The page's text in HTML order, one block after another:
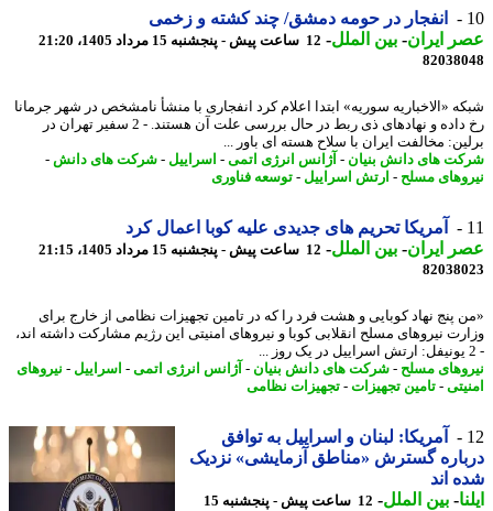
انفجار در حومه دمشق/ چند کشته و زخمی
ایران- بین الملل-12 ساعت پیش - پنجشنبه 15 مرداد 1405، 21:20
«الاخباریه سوریه» ابتدا اعلام کرد انفجاری با منشأ نامشخص در شهر جرمانا
رخ داده و نهادهای ذی ربط در حال بررسی علت آن هستند. - 2 سفیر تهران در
مخالفت ایران با سلاح هسته ای باور ...
های دانش بنیان-آژانس انرژی اتمی -اسراییل -شرکت های دانش -
مسلح-ارتش اسراییل -توسعه فناوری
آمریکا تحریم های جدیدی علیه کوبا اعمال کرد
ایران- بین الملل-12 ساعت پیش - پنجشنبه 15 مرداد 1405، 21:15
پنج نهاد کوبایی و هشت فرد را که در تامین تجهیزات نظامی از خارج برای
نیروهای مسلح انقلابی کوبا و نیروهای امنیتی این رژیم مشارکت داشته اند،
مسلح-شرکت های دانش بنیان-آژانس انرژی اتمی -اسراییل -نیروهای
-تامین تجهیزات- تجهیزات نظامی
آمریکا: لبنان و اسراییل به توافق
گسترش «مناطق آزمایشی» نزدیک
اند
-بین الملل-
12 ساعت پیش - پنجشنبه 15